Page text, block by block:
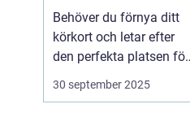
Behöver du förnya ditt
körkort och letar efter
den perfekta platsen för
att ta ditt körkortsfoto?
Då befinner du dig i rätt
30 september 2025